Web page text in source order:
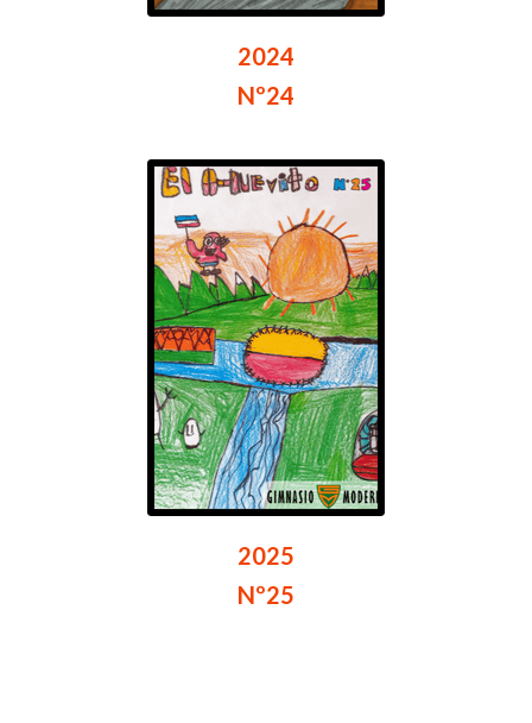
2024
Nº24
2025
Nº25